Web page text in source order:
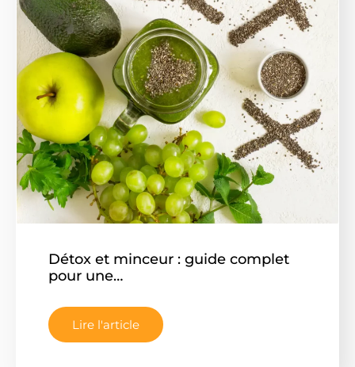
Détox et minceur : guide complet
pour une…
Lire l'article